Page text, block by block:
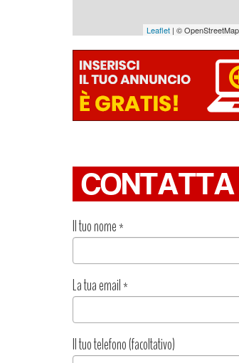
Leaflet | ©
CONTATTA
Il tuo nome*
La tua email*
Il tuo telefono (facoltativo)